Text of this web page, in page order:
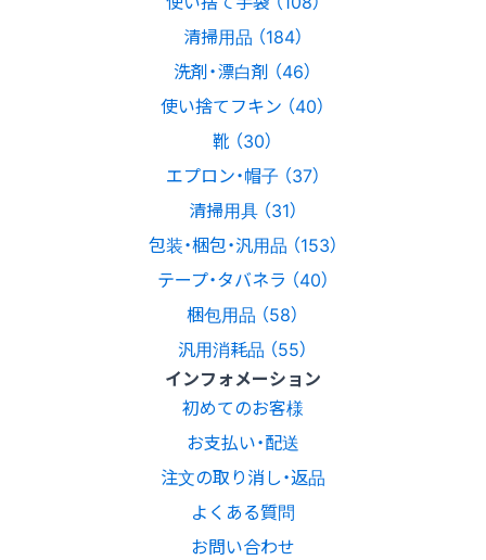
清掃用品 （184）
洗剤・漂白剤 （46）
使い捨てフキン （40）
靴 （30）
エプロン・帽子 （37）
清掃用具 （31）
包装・梱包・汎用品 （153）
テープ・タバネラ （40）
梱包用品 （58）
汎用消耗品 （55）
インフォメーション
初めてのお客様
お支払い・配送
注文の取り消し・返品
よくある質問
お問い合わせ